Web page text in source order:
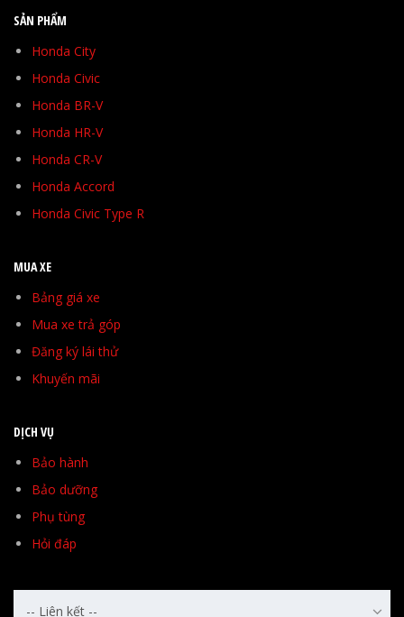
SẢN PHẨM
Honda City
Honda Civic
Honda BR-V
Honda HR-V
Honda CR-V
Honda Accord
Honda Civic Type R
MUA XE
Bảng giá xe
Mua xe trả góp
Đăng ký lái thử
Khuyến mãi
DỊCH VỤ
Bảo hành
Bảo dưỡng
Phụ tùng
Hỏi đáp
-- Liên kết --